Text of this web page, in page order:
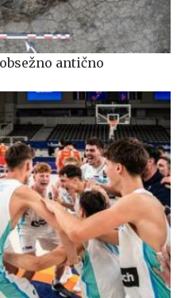
antično